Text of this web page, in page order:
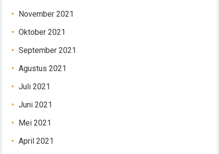
November 2021
Oktober 2021
September 2021
Agustus 2021
Juli 2021
Juni 2021
Mei 2021
April 2021